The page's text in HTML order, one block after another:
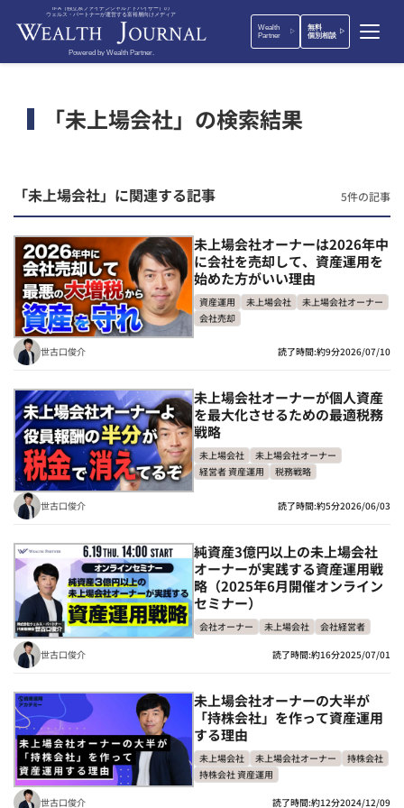
IFA（独立系ファイナンシャルアドバイザー）の
ウェルス・パートナーが運営する富裕層向けメディア
Powered by Wealth Partner.
Wealth
Partner
無料
個別相談
「未上場会社」の検索結果
「未上場会社」に関連する記事 5件の記事
未上場会社オーナーは2026年中
に会社を売却して、資産運用を
始めた方がいい理由
資産運用 未上場会社
未上場会社オーナー
会社売却
世古口俊介 読了時間:約9分2026/07/10
未上場会社オーナーが個人資産
を最大化させるための最適税務
戦略
未上場会社
未上場会社オーナー
経営者 資産運用
税務戦略
世古口俊介 読了時間:約5分2026/06/03
純資産3億円以上の未上場会社
オーナーが実践する資産運用戦
略（2025年6月開催オンライン
セミナー）
会社オーナー 未上場会社 会社経営者
世古口俊介 読了時間:約16分2025/07/01
未上場会社オーナーの大半が
「持株会社」を作って資産運用
する理由
未上場会社 未上場会社オーナー
持株会社
持株会社 資産運用
世古口俊介 読了時間:約12分2024/12/09